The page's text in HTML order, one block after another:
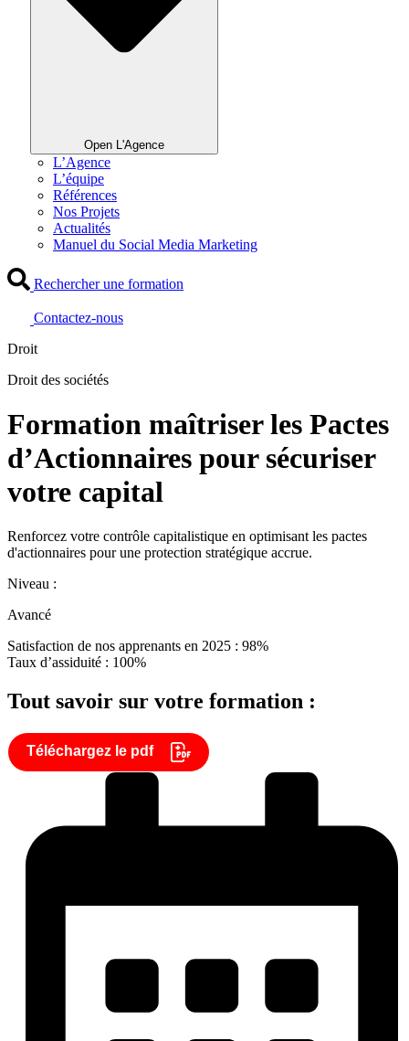
Open L'Agence
L’Agence
L’équipe
Références
Nos Projets
Actualités
Manuel du Social Media Marketing
Rechercher une formation
Contactez-nous
Droit
Droit des sociétés
Formation maîtriser les Pactes
d’Actionnaires pour sécuriser
votre capital
Renforcez votre contrôle capitalistique en optimisant les pactes
d'actionnaires pour une protection stratégique accrue.
Niveau :
Avancé
Satisfaction de nos apprenants en 2025 : 98%
Taux d’assiduité : 100%
Tout savoir sur votre formation :
Téléchargez le pdf